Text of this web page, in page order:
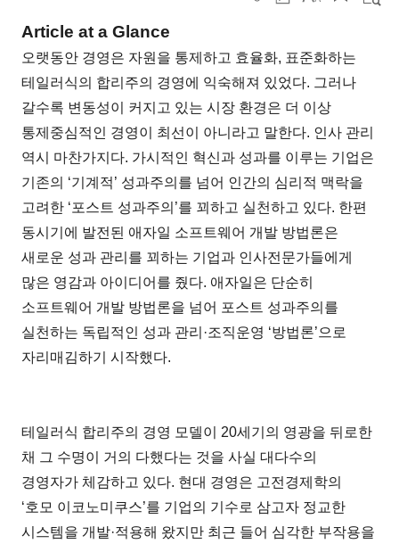
Article at a Glance
오랫동안 경영은 자원을 통제하고 효율화, 표준화하는
테일러식의 합리주의 경영에 익숙해져 있었다. 그러나
갈수록 변동성이 커지고 있는 시장 환경은 더 이상
통제중심적인 경영이 최선이 아니라고 말한다. 인사 관리
역시 마찬가지다. 가시적인 혁신과 성과를 이루는 기업은
기존의 ‘기계적’ 성과주의를 넘어 인간의 심리적 맥락을
고려한 ‘포스트 성과주의’를 꾀하고 실천하고 있다. 한편
동시기에 발전된 애자일 소프트웨어 개발 방법론은
새로운 성과 관리를 꾀하는 기업과 인사전문가들에게
많은 영감과 아이디어를 줬다. 애자일은 단순히
소프트웨어 개발 방법론을 넘어 포스트 성과주의를
실천하는 독립적인 성과 관리·조직운영 ‘방법론’으로
자리매김하기 시작했다.
테일러식 합리주의 경영 모델이 20세기의 영광을 뒤로한
채 그 수명이 거의 다했다는 것을 사실 대다수의
경영자가 체감하고 있다. 현대 경영은 고전경제학의
‘호모 이코노미쿠스’를 기업의 기수로 삼고자 정교한
시스템을 개발·적용해 왔지만 최근 들어 심각한 부작용을